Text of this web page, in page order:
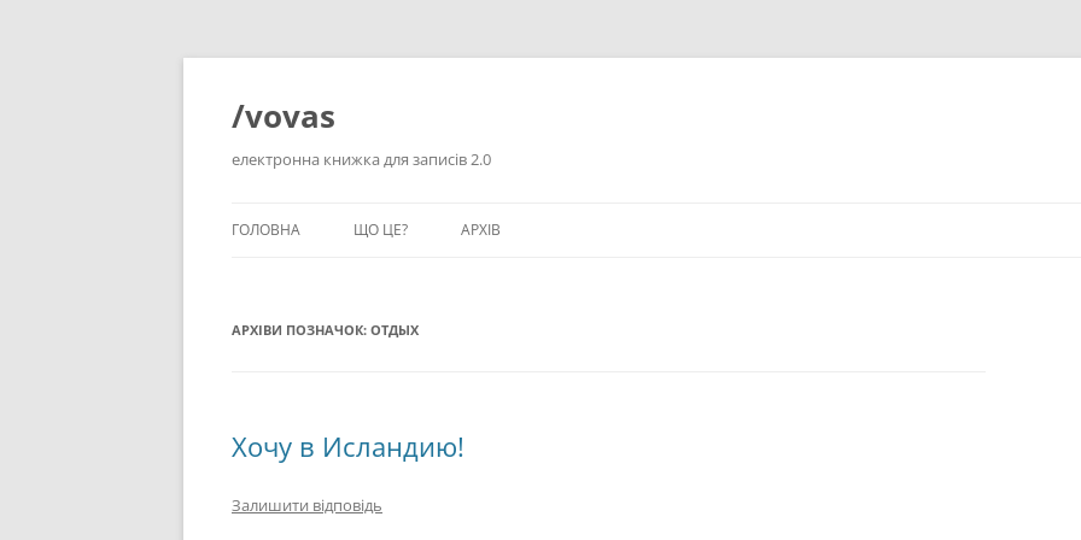
Перейти
/vovas
електронна книжка для записів 2.0
ГОЛОВНА ЩО ЦЕ? АРХІВ
АРХІВИ ПОЗНАЧОК: ОТДЫХ
Хочу в Исландию!
Залишити відповідь